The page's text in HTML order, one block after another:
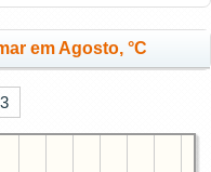
em Agosto, °C